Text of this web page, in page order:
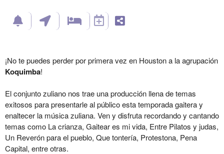
¡No te puedes perder por primera vez en Houston a la agrupación
Koquimba!
El conjunto zuliano nos trae una producción llena de temas
exitosos para presentarle al público esta temporada gaitera y
enaltecer la música zuliana. Ven y disfruta recordando y cantando
temas como La crianza, Gaitear es mi vida, Entre Pilatos y judas,
Un Reverón para el pueblo, Que tontería, Protestona, Pena
Capital, entre otras.